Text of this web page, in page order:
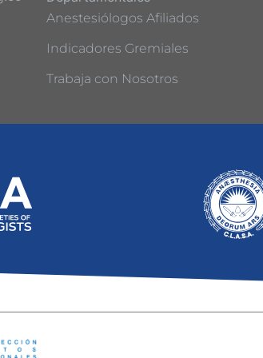
Anestesiólogos Afiliados
Indicadores Gremiales
Trabaja con Nosotros